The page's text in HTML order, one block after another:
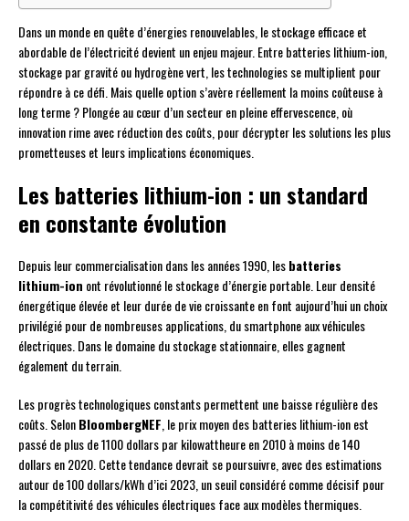
Dans un monde en quête d’énergies renouvelables, le stockage efficace et
abordable de l’électricité devient un enjeu majeur. Entre batteries lithium-ion,
stockage par gravité ou hydrogène vert, les technologies se multiplient pour
répondre à ce défi. Mais quelle option s’avère réellement la moins coûteuse à
long terme ? Plongée au cœur d’un secteur en pleine effervescence, où
innovation rime avec réduction des coûts, pour décrypter les solutions les plus
prometteuses et leurs implications économiques.
Les batteries lithium-ion : un standard
en constante évolution
Depuis leur commercialisation dans les années 1990, lesbatteries
lithium-ion ont révolutionné le stockage d’énergie portable. Leur densité
énergétique élevée et leur durée de vie croissante en font aujourd’hui un choix
privilégié pour de nombreuses applications, du smartphone aux véhicules
électriques. Dans le domaine du stockage stationnaire, elles gagnent
également du terrain.
Les progrès technologiques constants permettent une baisse régulière des
coûts. SelonBloombergNEF, le prix moyen des batteries lithium-ion est
passé de plus de 1100 dollars par kilowattheure en 2010 à moins de 140
dollars en 2020. Cette tendance devrait se poursuivre, avec des estimations
autour de 100 dollars/kWh d’ici 2023, un seuil considéré comme décisif pour
la compétitivité des véhicules électriques face aux modèles thermiques.